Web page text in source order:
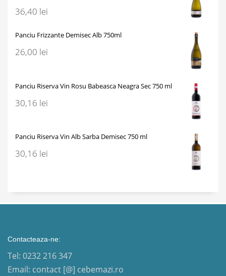
36,40 lei
Panciu Frizzante Demisec Alb 750ml
26,00 lei
Panciu Riserva Vin Rosu Babeasca Neagra Sec 750 ml
30,16 lei
Panciu Riserva Vin Alb Sarba Demisec 750 ml
30,16 lei
Contacteaza-ne:
Tel: 0232 216 347
Email: contact [@] cebemazi.ro